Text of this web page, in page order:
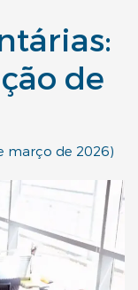
de
março de 2026)